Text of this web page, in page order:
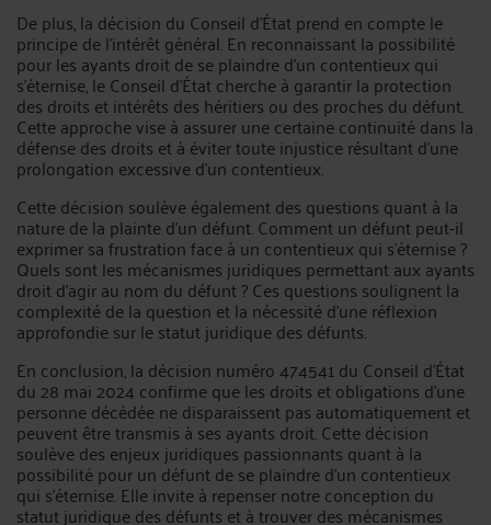
De plus, la décision du Conseil d'État prend en compte le
principe de l'intérêt général. En reconnaissant la possibilité
pour les ayants droit de se plaindre d'un contentieux qui
s'éternise, le Conseil d'État cherche à garantir la protection
des droits et intérêts des héritiers ou des proches du défunt.
Cette approche vise à assurer une certaine continuité dans la
défense des droits et à éviter toute injustice résultant d'une
prolongation excessive d'un contentieux.
Cette décision soulève également des questions quant à la
nature de la plainte d'un défunt. Comment un défunt peut-il
exprimer sa frustration face à un contentieux qui s'éternise ?
Quels sont les mécanismes juridiques permettant aux ayants
droit d'agir au nom du défunt ? Ces questions soulignent la
complexité de la question et la nécessité d'une réflexion
approfondie sur le statut juridique des défunts.
En conclusion, la décision numéro 474541 du Conseil d'État
du 28 mai 2024 confirme que les droits et obligations d'une
personne décédée ne disparaissent pas automatiquement et
peuvent être transmis à ses ayants droit. Cette décision
soulève des enjeux juridiques passionnants quant à la
possibilité pour un défunt de se plaindre d'un contentieux
qui s'éternise. Elle invite à repenser notre conception du
statut juridique des défunts et à trouver des mécanismes